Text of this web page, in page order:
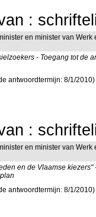
:
en minister van
- Toegang tot de
antwoordtermijn: 8/1/2010)
:
en minister van
en de Vlaamse
antwoordtermijn: 8/1/2010)